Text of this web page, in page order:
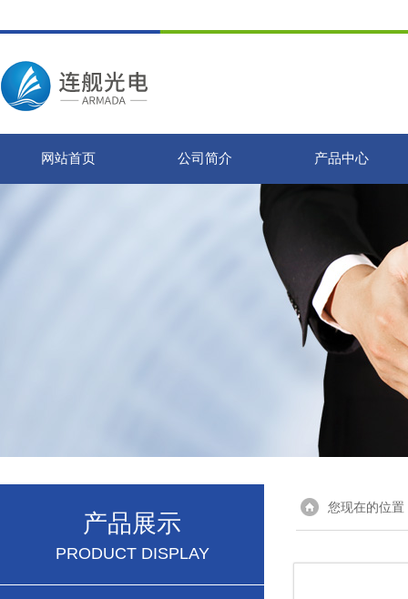
网站首页 公司简介 产品中心
产品展示
PRODUCT DISPLAY
您现在的位置